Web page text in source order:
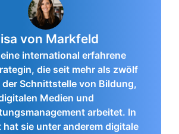
von Markfeld
international erfahrene
die seit mehr als zwölf
der Schnittstelle von Bildung,
Medien und
arbeitet. In
hat sie unter anderem digitale